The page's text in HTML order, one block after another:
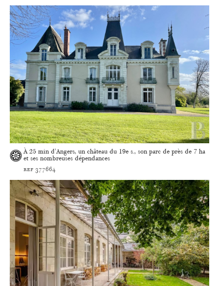
À 25 min d'Angers, un château du 19e s., son parc de près de 7 ha
et ses nombreuses dépendances
ref 377664